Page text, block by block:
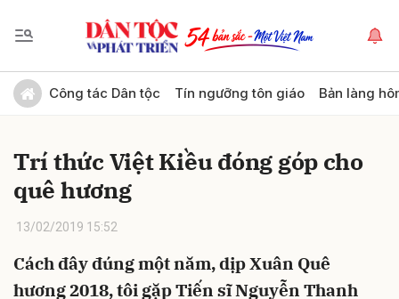
Công tác Dân tộc Tín ngưỡng tôn giáo Bản làng
Trí thức Việt Kiều đóng góp cho
quê hương
13/02/2019 15:52
Cách đây đúng một năm, dịp Xuân Quê
hương 2018, tôi gặp Tiến sĩ Nguyễn Thanh
Gửi bình luận
Hủy